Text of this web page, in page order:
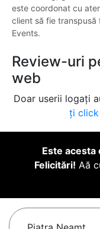
este coordonat cu
client să fie transpusă
Events.
Review-uri
web
Doar userii logați
ți click
Este acesta
Felicitări! Aă